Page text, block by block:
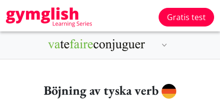
Gratis test
Böjning av tyska verb